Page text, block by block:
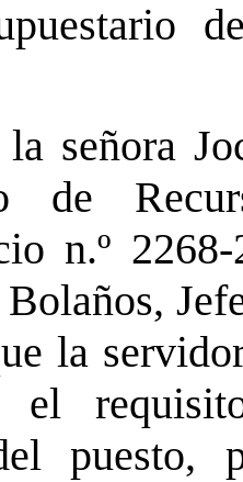
señora
de
n.º
la
el
puesto,